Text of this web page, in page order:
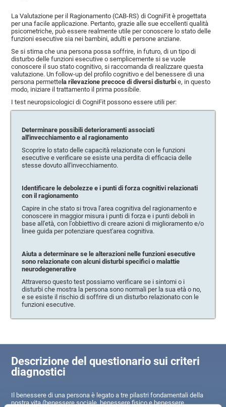
La Valutazione per il Ragionamento (CAB-RS) di CogniFit è progettata
per una facile applicazione. Pertanto, grazie alle sue eccellenti qualità
psicometriche, può essere realmente utile per conoscere lo stato delle
funzioni esecutive sia nei bambini, adulti e persone anziane.
Se si stima che una persona possa soffrire, in futuro, di un tipo di
disturbo delle funzioni esecutive o semplicemente si se vuole
conoscere il suo stato cognitivo, si raccomanda di realizzare questa
valutazione. Un follow-up del profilo cognitivo e del benessere di una
persona permette la rilevazione precoce di diversi disturbi e, in questo
modo, iniziare il trattamento il prima possibile.
I test neuropsicologici di CogniFit possono essere utili per:
Determinare possibili deterioramenti associati
all'invecchiamento e al ragionamento
Scoprire lo stato delle capacità relazionate con le funzioni
esecutive e verificare se esiste una perdita di efficacia delle
stesse dovuto all'invecchiamento.
Identificare le debolezze e i punti di forza cognitivi relazionati
con il ragionamento
Capire in che stato si trova l'area cognitiva del ragionamento e
conoscere in maggior misura i punti di forza e i punti deboli in
base all'età, con l'obbiettivo di creare azioni di miglioramento e/o
linee guida per potenziare quest'area cognitiva.
Aiuta a determinare se le alterazioni nelle funzioni esecutive
sono relazionate con alcuni disturbi specifici o malattie
neurodegenerative
Attraverso questo test possiamo verificare se i sintomi o i
disturbi che mostra la persona sono normali per la sua età o no,
e se esiste il rischio di soffrire di un disturbo relazionato con le
funzioni esecutive.
Descrizione del questionario sui criteri
diagnostici
Il benessere di una persona è legato a tre pilastri fondamentali della
nostra vita (benessere sociale, benessere fisico e benessere